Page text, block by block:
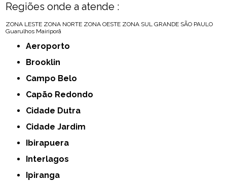
Regiões onde a atende :
ZONA LESTE ZONA NORTE ZONA OESTE ZONA SUL GRANDE SÃO PAULO
Guarulhos Mairiporã
Aeroporto
Brooklin
Campo Belo
Capão Redondo
Cidade Dutra
Cidade Jardim
Ibirapuera
Interlagos
Ipiranga